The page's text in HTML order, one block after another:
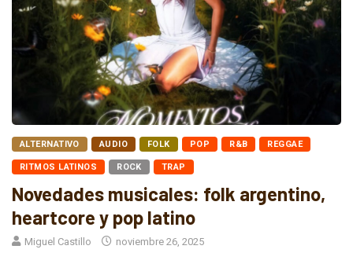
ALTERNATIVO AUDIO FOLK POP R&B REGGAE
RITMOS LATINOS ROCK TRAP
Novedades musicales: folk argentino,
heartcore y pop latino
Miguel Castillo noviembre 26, 2025